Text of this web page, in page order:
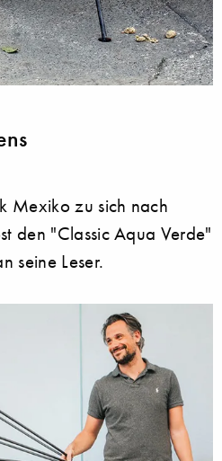
Mexiko zu sich nach
den "Classic Aqua Verde"
seine Leser.